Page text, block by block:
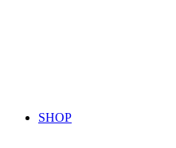
SHOP